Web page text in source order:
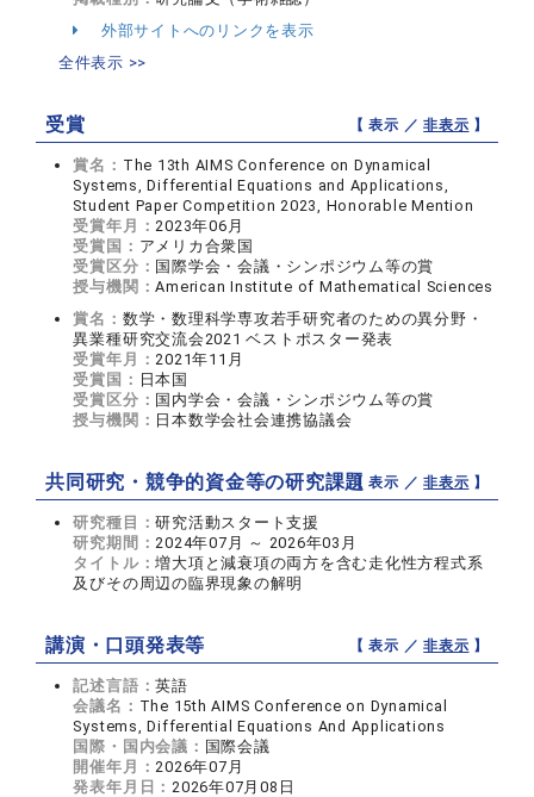
外部サイトへのリンクを表示
全件表示 >>
受賞 【 表示 ／非表示 】
賞名： The 13th AIMS Conference on Dynamical
Systems, Differential Equations and Applications,
Student Paper Competition 2023, Honorable Mention
受賞年月：2023年06月
受賞国： アメリカ合衆国
受賞区分： 国際学会・会議・シンポジウム等の賞
授与機関：American Institute of Mathematical Sciences
賞名： 数学・数理科学専攻若手研究者のための異分野・
異業種研究交流会2021 ベストポスター発表
受賞年月：2021年11月
受賞国： 日本国
受賞区分： 国内学会・会議・シンポジウム等の賞
授与機関： 日本数学会社会連携協議会
共同研究・競争的資金等の研究課題【 表示 ／非表示 】
研究種目：研究活動スタート支援
研究期間：2024年07月 ～ 2026年03月
タイトル：増大項と減衰項の両方を含む走化性方程式系
及びその周辺の臨界現象の解明
講演・口頭発表等 【 表示 ／非表示 】
記述言語：英語
会議名： The 15th AIMS Conference on Dynamical
Systems, Differential Equations And Applications
国際・国内会議： 国際会議
開催年月：2026年07月
発表年月日：2026年07月08日